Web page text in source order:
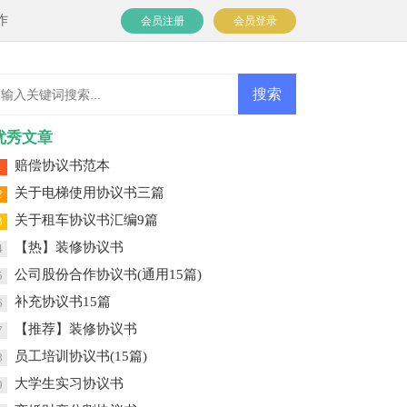
会员登录
会员注册
秀文章
赔偿协议书范本
关于电梯使用协议书三篇
关于租车协议书汇编9篇
【热】装修协议书
公司股份合作协议书(通用15篇)
补充协议书15篇
【推荐】装修协议书
员工培训协议书(15篇)
大学生实习协议书